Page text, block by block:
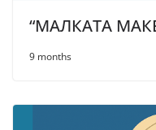
“МАЛКАТА
9 months